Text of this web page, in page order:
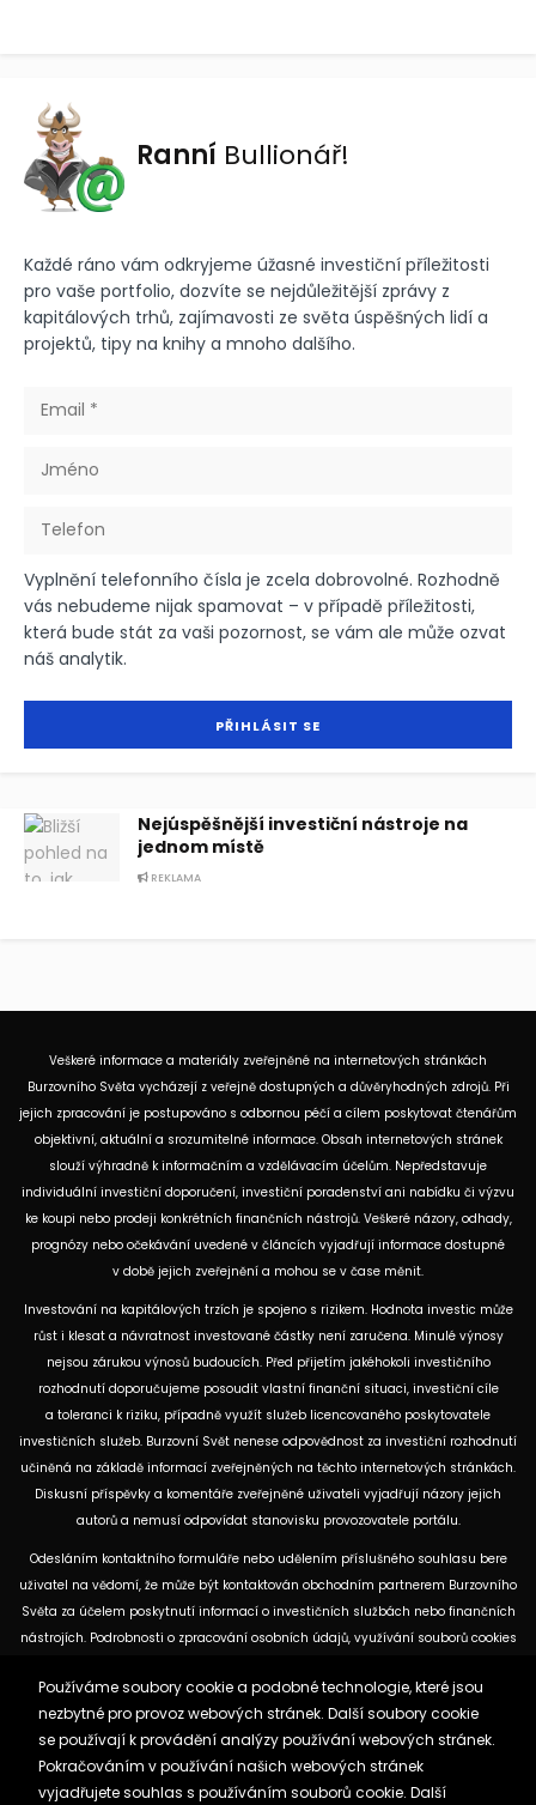
Ranní Bullionář!
Každé ráno vám odkryjeme úžasné investiční příležitosti
pro vaše portfolio, dozvíte se nejdůležitější zprávy z
kapitálových trhů, zajímavosti ze světa úspěšných lidí a
projektů, tipy na knihy a mnoho dalšího.
Vyplnění telefonního čísla je zcela dobrovolné. Rozhodně
vás nebudeme nijak spamovat – v případě příležitosti,
která bude stát za vaši pozornost, se vám ale může ozvat
náš analytik.
Nejúspěšnější investiční nástroje na
jednom místě
REKLAMA
Veškeré informace a materiály zveřejněné na internetových stránkách
Burzovního Světa vycházejí z veřejně dostupných a důvěryhodných zdrojů. Při
jejich zpracování je postupováno s odbornou péčí a cílem poskytovat čtenářům
objektivní, aktuální a srozumitelné informace. Obsah internetových stránek
slouží výhradně k informačním a vzdělávacím účelům. Nepředstavuje
individuální investiční doporučení, investiční poradenství ani nabídku či výzvu
ke koupi nebo prodeji konkrétních finančních nástrojů. Veškeré názory, odhady,
prognózy nebo očekávání uvedené v článcích vyjadřují informace dostupné
v době jejich zveřejnění a mohou se v čase měnit.
Investování na kapitálových trzích je spojeno s rizikem. Hodnota investic může
růst i klesat a návratnost investované částky není zaručena. Minulé výnosy
nejsou zárukou výnosů budoucích. Před přijetím jakéhokoli investičního
rozhodnutí doporučujeme posoudit vlastní finanční situaci, investiční cíle
a toleranci k riziku, případně využít služeb licencovaného poskytovatele
investičních služeb. Burzovní Svět nenese odpovědnost za investiční rozhodnutí
učiněná na základě informací zveřejněných na těchto internetových stránkách.
Diskusní příspěvky a komentáře zveřejněné uživateli vyjadřují názory jejich
autorů a nemusí odpovídat stanovisku provozovatele portálu.
Odesláním kontaktního formuláře nebo udělením příslušného souhlasu bere
uživatel na vědomí, že může být kontaktován obchodním partnerem Burzovního
Světa za účelem poskytnutí informací o investičních službách nebo finančních
nástrojích. Podrobnosti o zpracování osobních údajů, využívání souborů cookies
dostupných na těchto internetových stránkách. U jednotlivých článků mohou
být uvedeny informace o použitých zdrojích, datu původní analýzy nebo datu,
ke kterému se vztahují uvedené tržní údaje.
Používáme soubory cookie a podobné technologie, které jsou
nezbytné pro provoz webových stránek. Další soubory cookie
se používají k provádění analýzy používání webových stránek.
Pokračováním v používání našich webových stránek
vyjadřujete souhlas s používáním souborů cookie. Další